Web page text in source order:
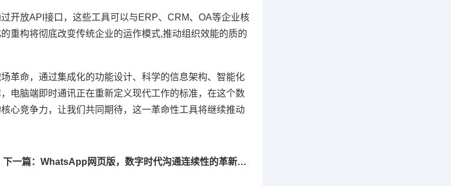
开放API接口，这些工具可以与ERP、CRM、OA等企业核
重构将彻底改变传统企业的运作模式,推动组织效能的质的
革命，通过集成化的功能设计、科学的信息架构、智能化
电脑端即时通讯正在重新定义现代工作的标准，在这个数
心竞争力，让我们共同期待，这一革命性工具将继续推动
下一篇：WhatsApp网页版，数字时代沟通连续性的革新重构